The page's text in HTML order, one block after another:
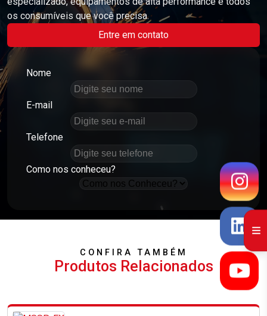
os consumíveis que você precisa.
Entre em contato
Nome
E-mail
Telefone
Como nos conheceu?
CONFIRA TAMBÉM
Produtos Relacionados